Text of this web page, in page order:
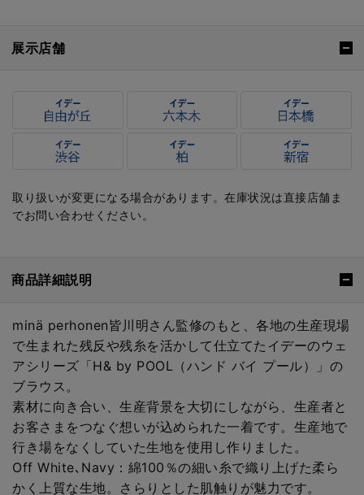
展示店舗
取り扱いが変更になる場合があります。在庫状況は直接店舗ま
でお問い合わせください。
商品詳細説明
minä perhonen皆川明さん監修のもと、各地の生産現場
で生まれた残反や残糸を活かして仕立てたイデーのウェ
アシリーズ「H& by POOL（ハンド バイ プール）」の
ブラウス。
素材に向き合い、生産背景を大切にしながら、生産者と
お客さまをつなぐ想いが込められた一着です。生産地で
行き場をなくしていた生地を使用し作りました。
Off White､Navy：綿100％の細い糸で織り上げた柔ら
かく上質な生地。さらりとした肌触りが魅力です。